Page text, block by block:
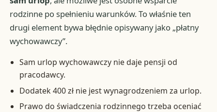
rodzinne po spełnieniu warunków. To właśnie ten
drugi element bywa błędnie opisywany jako „płatny
wychowawczy”.
Sam urlop wychowawczy nie daje pensji od
pracodawcy.
Dodatek 400 zł nie jest wynagrodzeniem za urlop.
Prawo do świadczenia rodzinnego trzeba oceniać